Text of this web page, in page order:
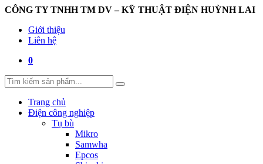
CÔNG TY TNHH TM DV – KỸ THUẬT ĐIỆN HUỲNH LAI
Giới thiệu
Liên hệ
0
Trang chủ
Điện công nghiệp
Tụ bù
Mikro
Samwha
Epcos